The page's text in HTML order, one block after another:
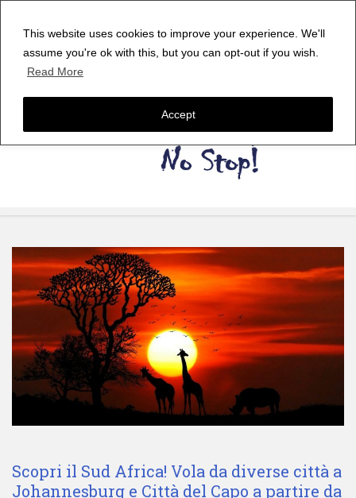
This website uses cookies to improve your experience. We'll
assume you're ok with this, but you can opt-out if you wish.
Read More
Accept
Scopri il Sud Africa! Vola da diverse città a
Johannesburg e Città del Capo a partire da